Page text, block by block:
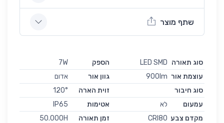
שתף מוצר
סוג תאורה LED SMD הספק
7W
עוצמת אור 900lm גוון אור
אדום
סוג חיבור
זוית הארה
120°
עמעום
לא אטימות
IP65
מקדם צבע CRI80 זמן תאורה
50.000H